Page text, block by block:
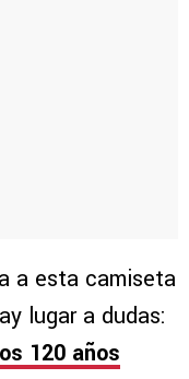
a esta camiseta
lugar a dudas:
120 años